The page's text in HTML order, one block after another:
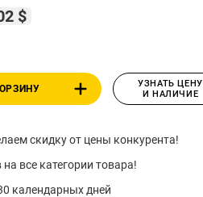
$
УЗНАТЬ ЦЕНУ
И НАЛИЧИЕ
скидку от цены конкурента!
все категории товара!
календарных дней